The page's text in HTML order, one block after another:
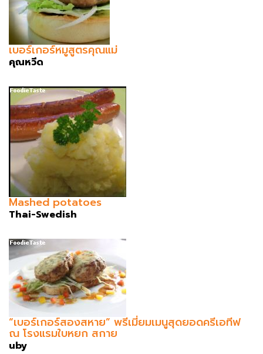
เบอร์เกอร์หมูสูตรคุณแม่
คุณหวีด
Mashed potatoes
Thai-Swedish
“เบอร์เกอร์สองสหาย” พรีเมี่ยมเมนูสุดยอดครีเอทีฟ
ณ โรงแรมใบหยก สกาย
uby